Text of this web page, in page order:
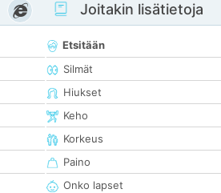
Joitakin lisätietoja
Etsitään
Silmät
Hiukset
Keho
Korkeus
Paino
Onko lapset